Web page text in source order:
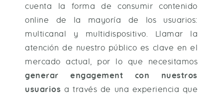
cuenta la forma de consumir contenido
online de la mayoría de los usuarios:
multicanal y multidispositivo. Llamar la
atención de nuestro público es clave en el
mercado actual, por lo que necesitamos
generar engagement con nuestros
usuarios a través de una experiencia que